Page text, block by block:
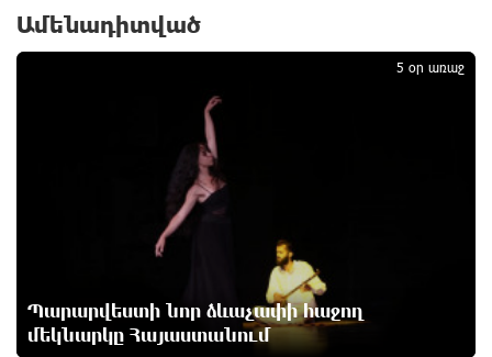
«Ինտեր»-ը հաղթեց «Յուվենտուս»-ին
Քրեական վարույթի շրջանակում անձի անձնական
և ընտանեկան կյանքին առնչվող տվյալների
անհարկի հրապարակումն անթույլատրելի է. ՄԻՊ
Ամենադիտված
Պարարվեստի նոր ձևաչափի հաջող
մեկնարկը Հայաստանում
5 օր առաջ
1